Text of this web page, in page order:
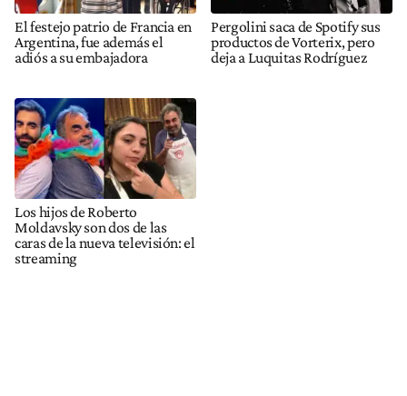
El festejo patrio de Francia en
Argentina, fue además el
adiós a su embajadora
Pergolini saca de Spotify sus
productos de Vorterix, pero
deja a Luquitas Rodríguez
Los hijos de Roberto
Moldavsky son dos de las
caras de la nueva televisión: el
streaming